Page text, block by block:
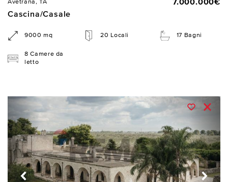
Avetrana, TA
7.000.000€
Cascina/Casale
9000 mq 20 Locali 17 Bagni
8 Camere da
letto